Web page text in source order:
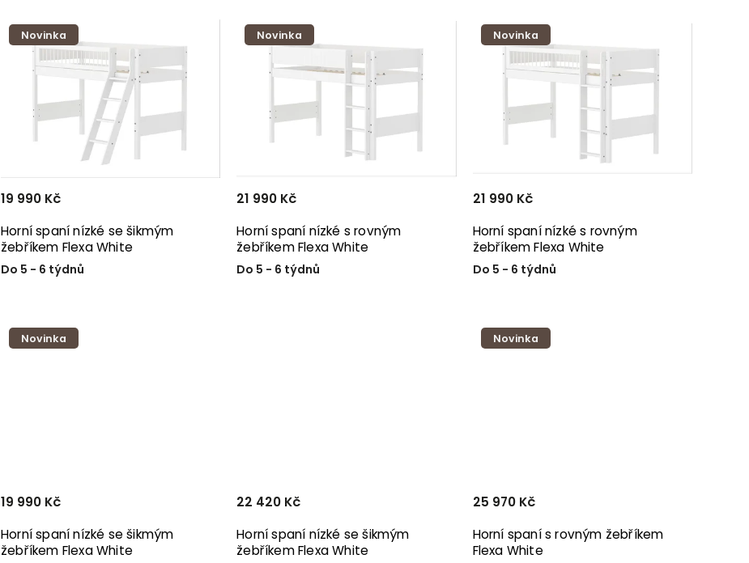
Nejdražší
Nejprodávanější
Novinka
Horní spaní nízké se šikmým
žebříkem Flexa White
Do 5 - 6 týdnů
19 990 Kč
Novinka
Horní spaní nízké s rovným
žebříkem Flexa White
Do 5 - 6 týdnů
21 990 Kč
Novinka
Horní spaní nízké s rovným
žebříkem Flexa White
Do 5 - 6 týdnů
21 990 Kč
Novinka
Horní spaní nízké se šikmým
žebříkem Flexa White
19 990 Kč
Horní spaní nízké se šikmým
žebříkem Flexa White
22 420 Kč
Novinka
Horní spaní s rovným žebříkem
Flexa White
25 970 Kč